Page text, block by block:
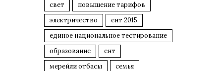
свет
повышение тарифов
электричество
ент 2015
единое национальное тестирование
образование
ент
мерейли отбасы
семья